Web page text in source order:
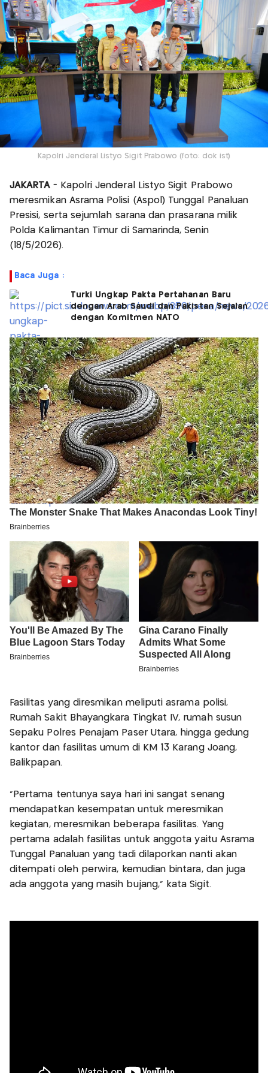
Kapolri Jenderal Listyo Sigit Prabowo (foto: dok ist)
JAKARTA- Kapolri Jenderal Listyo Sigit Prabowo
meresmikan Asrama Polisi (Aspol) Tunggal Panaluan
Presisi, serta sejumlah sarana dan prasarana milik
Polda Kalimantan Timur di Samarinda, Senin
(18/5/2026).
Baca Juga :
Turki Ungkap Pakta Pertahanan Baru
dengan Arab Saudi dan Pakistan Sejalan
dengan Komitmen NATO
Fasilitas yang diresmikan meliputi asrama polisi,
Rumah Sakit Bhayangkara Tingkat IV, rumah susun
Sepaku Polres Penajam Paser Utara, hingga gedung
kantor dan fasilitas umum di KM 13 Karang Joang,
Balikpapan.
“Pertama tentunya saya hari ini sangat senang
mendapatkan kesempatan untuk meresmikan
kegiatan, meresmikan beberapa fasilitas. Yang
pertama adalah fasilitas untuk anggota yaitu Asrama
Tunggal Panaluan yang tadi dilaporkan nanti akan
ditempati oleh perwira, kemudian bintara, dan juga
ada anggota yang masih bujang,” kata Sigit.